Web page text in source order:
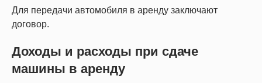
Для передачи автомобиля в аренду заключают
договор.
Доходы и расходы при сдаче
машины в аренду